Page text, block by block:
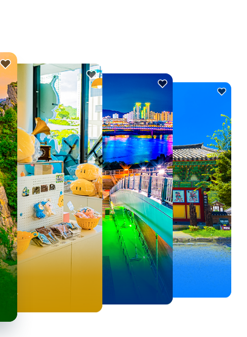
마
디
곳⭐
우리말이 더 재미있어지는숲길부터 천년 고찰까지!뚜벅이 여행자 주목🚶
양양 1박 2일 코스
백제의 숨결을 따라,
부여에서 만나는 여름
<호프>, <동궁> 여운 따라🎬
실속 있게 떠나는 해남 여행
로컬 감성 수집!
전국 로컬 기념품숍 3곳⭐
우리말이 더 재미있어지는
세종 한글 여행
숲길부터 천년 고찰까지!
마음에 쉼을 더하는 부안
뚜벅이 여행자 주목🚶
양양 1박 2일 코스
백제의 숨결을 따라,
부여에서 만나는 여름